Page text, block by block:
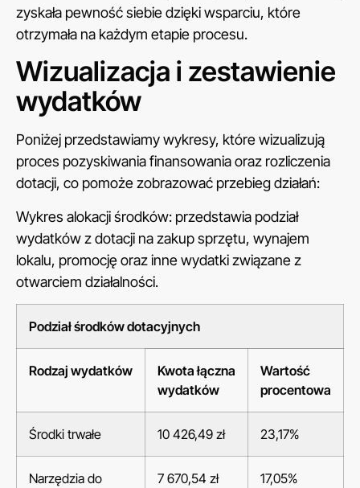
zyskała pewność siebie dzięki wsparciu, które
otrzymała na każdym etapie procesu.
Wizualizacja i zestawienie
wydatków
Poniżej przedstawiamy wykresy, które wizualizują
proces pozyskiwania finansowania oraz rozliczenia
dotacji, co pomoże zobrazować przebieg działań:
Wykres alokacji środków: przedstawia podział
wydatków z dotacji na zakup sprzętu, wynajem
lokalu, promocję oraz inne wydatki związane z
otwarciem działalności.
Podział środków dotacyjnych
Rodzaj wydatków
Kwota łączna
wydatków
Wartość
procentowa
Środki trwałe 10 426,49 zł 23,17%
Narzędzia do
7 670,54 zł 17,05%